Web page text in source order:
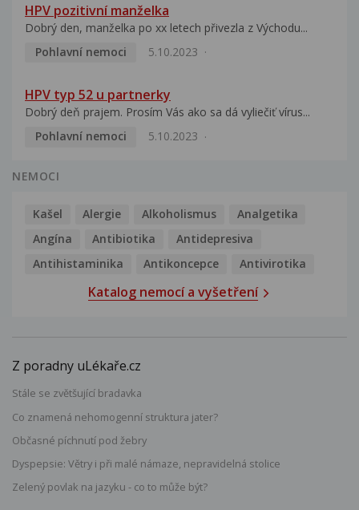
HPV pozitivní manželka
Dobrý den, manželka po xx letech přivezla z Východu...
Pohlavní nemoci
5.10.2023
HPV typ 52 u partnerky
Dobrý deň prajem. Prosím Vás ako sa dá vyliečiť vírus...
Pohlavní nemoci
5.10.2023
NEMOCI
Kašel Alergie Alkoholismus
Analgetika
Angína
Antibiotika
Antidepresiva
Antihistaminika
Antikoncepce Antivirotika
Katalog nemocí a vyšetření
Z poradny uLékaře.cz
Stále se zvětšující bradavka
Co znamená nehomogenní struktura jater?
Občasné píchnutí pod žebry
Dyspepsie: Větry i při malé námaze, nepravidelná stolice
Zelený povlak na jazyku - co to může být?